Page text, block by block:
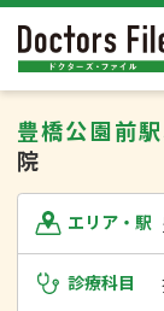
豊橋公園前
院
エリア・駅
診療科目